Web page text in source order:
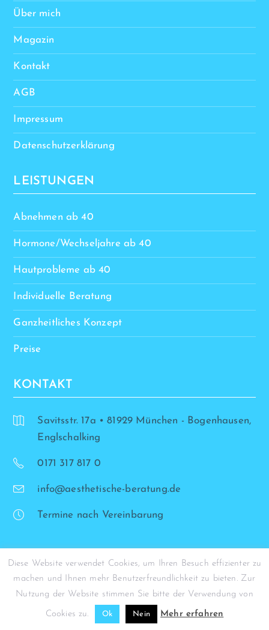
Über mich
Magazin
Kontakt
AGB
Impressum
Datenschutzerklärung
LEISTUNGEN
Abnehmen ab 40
Hormone/Wechseljahre ab 40
Hautprobleme ab 40
Individuelle Beratung
Ganzheitliches Konzept
Preise
KONTAKT
Savitsstr. 17a • 81929 München - Bogenhausen,
Englschalking
0171 317 817 0
info@aesthetische-beratung.de
Termine nach Vereinbarung
© Simona Stohrer - 2026
Diese Website verwendet Cookies, um Ihren Besuch effizienter zu
machen und Ihnen mehr Benutzerfreundlichkeit zu bieten. Zur
Nutzung der Website stimmen Sie bitte der Verwendung von
Cookies zu. Ok Nein Mehr erfahren